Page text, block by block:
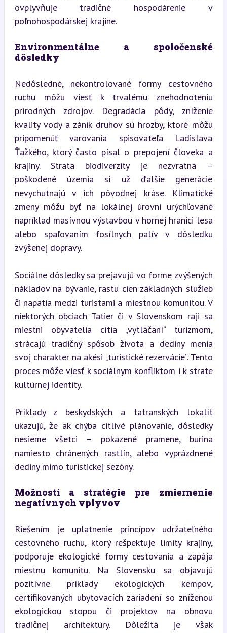
ovplyvňuje tradičné hospodárenie v
poľnohospodárskej krajine.
Environmentálne a spoločenské
dôsledky
Nedôsledné, nekontrolované formy cestovného
ruchu môžu viesť k trvalému znehodnoteniu
prírodných zdrojov. Degradácia pôdy, zníženie
kvality vody a zánik druhov sú hrozby, ktoré môžu
pripomenúť varovania spisovateľa Ladislava
Ťažkého, ktorý často písal o prepojení človeka a
krajiny. Strata biodiverzity je nezvratná –
poškodené územia si už ďalšie generácie
nevychutnajú v ich pôvodnej kráse. Klimatické
zmeny môžu byť na lokálnej úrovni urýchľované
napríklad masívnou výstavbou v hornej hranici lesa
alebo spaľovaním fosílnych palív v dôsledku
zvýšenej dopravy.
Sociálne dôsledky sa prejavujú vo forme zvýšených
nákladov na bývanie, rastu cien základných služieb
či napätia medzi turistami a miestnou komunitou. V
niektorých obciach Tatier či v Slovenskom raji sa
miestni obyvatelia cítia „vytláčaní“ turizmom,
strácajú tradičný spôsob života a dediny menia
svoj charakter na akési „turistické rezervácie“. Tento
proces môže viesť k sociálnym konfliktom i k strate
kultúrnej identity.
Príklady z beskydských a tatranských lokalít
ukazujú, že ak chýba citlivé plánovanie, dôsledky
nesieme všetci – pokazené pramene, burina
namiesto chránených rastlín, alebo vyprázdnené
dediny mimo turistickej sezóny.
Možnosti a stratégie pre zmiernenie
negatívnych vplyvov
Riešením je uplatnenie princípov udržateľného
cestovného ruchu, ktorý rešpektuje limity krajiny,
podporuje ekologické formy cestovania a zapája
miestnu komunitu. Na Slovensku sa objavujú
pozitívne príklady ekologických kempov,
certifikovaných ubytovacích zariadení so zníženou
ekologickou stopou či projektov na obnovu
tradičnej architektúry. Dôležitá je však